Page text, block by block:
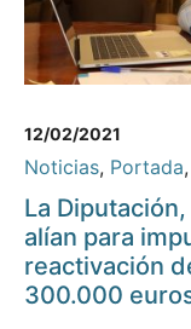
12/02/2021
Noticias, Portada,
La
alían para
reactivación
300.000